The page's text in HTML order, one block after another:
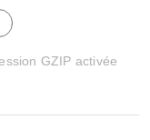
GZIP activée